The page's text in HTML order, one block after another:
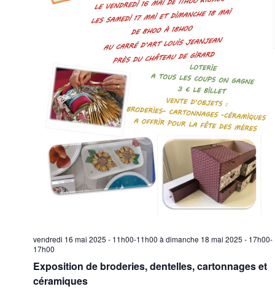
Exposition de broderies, dentelles, cartonnages et
céramiques
vendredi 16 mai 2025 - 11h00-11h00 à dimanche 18 mai 2025 - 17h00-
17h00